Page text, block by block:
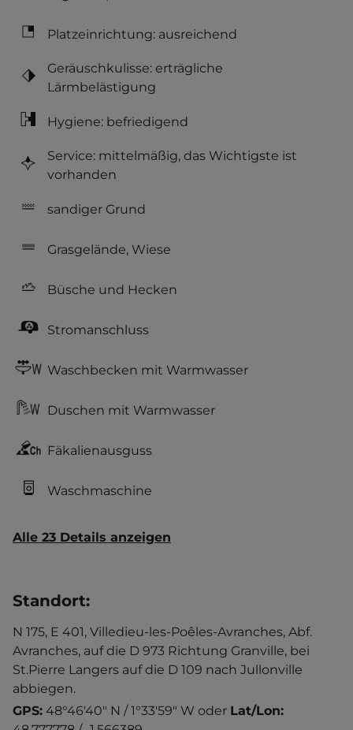
Platzeinrichtung: ausreichend
Geräuschkulisse: erträgliche
Lärmbelästigung
Hygiene: befriedigend
Service: mittelmäßig, das Wichtigste ist
vorhanden
sandiger Grund
Grasgelände, Wiese
Büsche und Hecken
Stromanschluss
Waschbecken mit Warmwasser
Duschen mit Warmwasser
Fäkalienausguss
Waschmaschine
Alle 23 Details anzeigen
Standort:
N 175, E 401, Villedieu-les-Poêles-Avranches, Abf.
Avranches, auf die D 973 Richtung Granville, bei
St.Pierre Langers auf die D 109 nach Jullonville
abbiegen.
GPS: 48°46'40" N / 1°33'59" W oder Lat/Lon: